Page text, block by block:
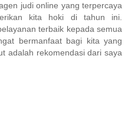
judi online yang terpercaya
kita hoki di tahun ini.
terbaik kepada semua
bermanfaat bagi kita yang
adalah rekomendasi dari saya